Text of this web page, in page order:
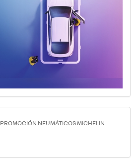
PROMOCIÓN NEUMÁTICOS MICHELIN